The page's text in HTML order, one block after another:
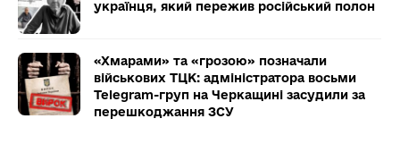
українця, який пережив російський полон
«Хмарами» та «грозою» позначали
військових ТЦК: адміністратора восьми
Telegram-груп на Черкащині засудили за
перешкоджання ЗСУ